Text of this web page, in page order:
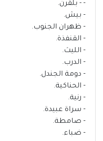
- - بلقرن.
- بيش.
- ظهران الجنوب.
- القنفذة.
- الليث.
- الدرب.
- دومة الجندل.
- الحناكية.
- رنية.
- سراة عبيدة.
- صامطة.
- ضباء.